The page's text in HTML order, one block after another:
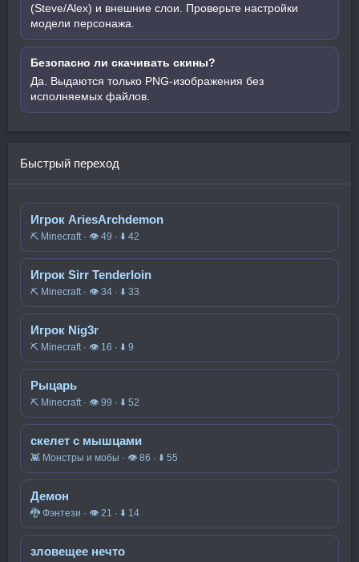
(Steve/Alex) и внешние слои. Проверьте настройки
модели персонажа.
Безопасно ли скачивать скины?
Да. Выдаются только PNG-изображения без
исполняемых файлов.
Быстрый переход
Игрок AriesArchdemon
⛏️ Minecraft · 👁 49 · ⬇ 42
Игрок Sirr Tenderloin
⛏️ Minecraft · 👁 34 · ⬇ 33
Игрок Nig3r
⛏️ Minecraft · 👁 16 · ⬇ 9
Рыцарь
⛏️ Minecraft · 👁 99 · ⬇ 52
скелет с мышцами
👾 Монстры и мобы · 👁 86 · ⬇ 55
Демон
🐉 Фэнтези · 👁 21 · ⬇ 14
зловещее нечто